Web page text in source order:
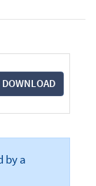
DOWNLOAD
by a